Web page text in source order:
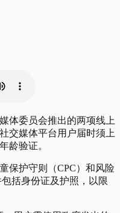
体委员会推出的两项线上
交媒体平台用户届时须上
龄验证。
保护守则（CPC）和风险
括身份证及护照，以限